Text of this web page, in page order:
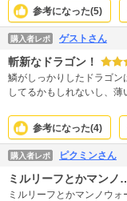
参考になった(5)
購入者レポ ゲストさん
斬新なドラゴン！
鱗がしっかりしたドラゴン
してるかもしれないし、
的、斬新なドラゴンが沢
ですね。内容的にも。絵も
和感なしです。線は細めで
な部類に入りますね〜笑
参考になった(4)
購入者レポ ピクミンさん
ミルリーフとかマンノ
ミルリーフとかマンノウ